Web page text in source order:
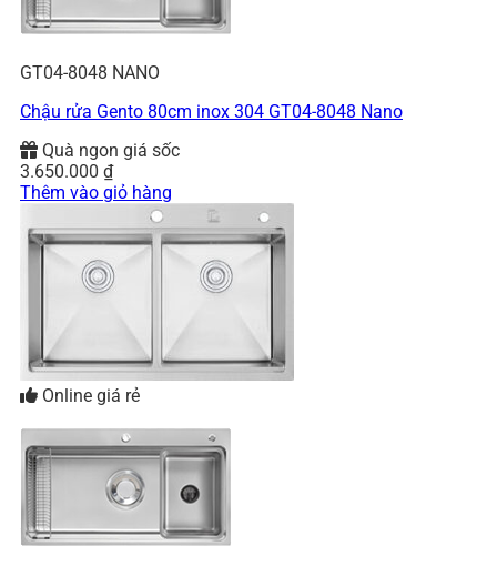
GT04-8048 NANO
Chậu rửa Gento 80cm inox 304 GT04-8048 Nano
Quà ngon giá sốc
3.650.000 ₫
Thêm vào giỏ hàng
Online giá rẻ